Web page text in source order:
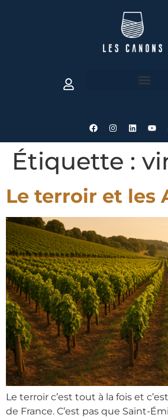
Étiquette :
Le terroir et les
Le terroir c’est tout à la fois et
de France. C’est pas que Saint-